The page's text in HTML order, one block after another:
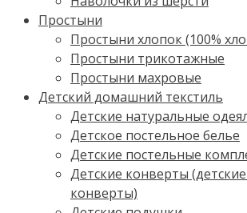
Простыни
Простыни хлопок (100%
Простыни трикотажные
Простыни махровые
Детский домашний текстиль
Детские натуральные
Детское постельное белье
Детские постельные
Детские конверты
конверты)